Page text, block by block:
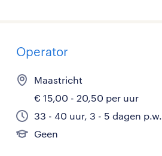
Operator
Maastricht
€ 15,00 - 20,50 per uur
33 - 40 uur, 3 - 5 dagen p.w.
Geen